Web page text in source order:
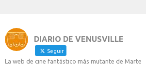
DIARIO DE VENUSVILLE
Seguir
La web de cine fantástico más mutante de Marte